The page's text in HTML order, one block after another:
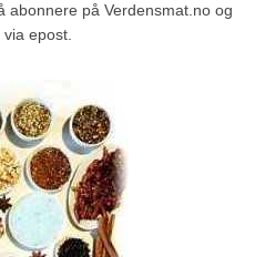
abonnere på Verdensmat.no og
epost.